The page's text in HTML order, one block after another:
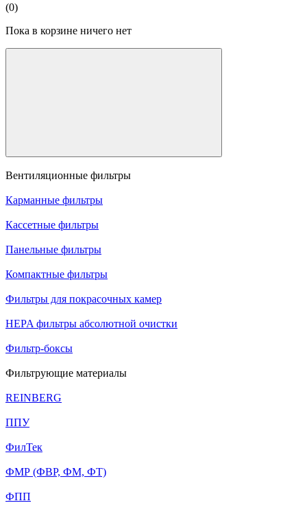
(0)
Пока в корзине ничего нет
Вентиляционные фильтры
Карманные фильтры
Кассетные фильтры
Панельные фильтры
Компактные фильтры
Фильтры для покрасочных камер
HEPA фильтры абсолютной очистки
Фильтр-боксы
Фильтрующие материалы
REINBERG
ППУ
ФилТек
ФМР (ФВР, ФМ, ФТ)
ФПП